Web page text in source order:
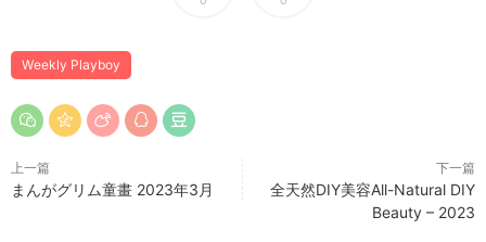
Wеekly Plаyboy
上一篇
まんがグリム童畫 2023年3月
下一篇
全天然DIY美容All-Natural DIY
Beauty – 2023